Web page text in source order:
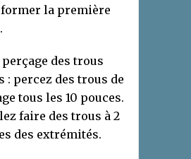
la première
perçage des trous
: percez des trous de
tous les 10 pouces.
faire des trous à 2
des extrémités.